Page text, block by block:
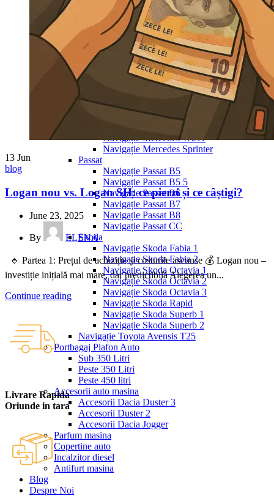
Navigație Ford Fiesta
Navigație Ford Focus 1
Navigație Ford Focus 2
Navigație Ford Focus MK3
Navigație Ford Mondeo MK3
Navigație Ford Mondeo MK4
Navigație Ford Transit
Mercedes
Navigație Mercedes C Class W203
Navigație Mercedes C Class W204
Navigație Mercedes W203
Navigație Mercedes W204
Navigație Mercedes W211
Navigație Mercedes Sprinter
Passat
Navigație Passat B5
Navigație Passat B5 5
Navigație Passat B6
Navigație Passat B7
Navigație Passat B8
Navigație Passat CC
Skoda
Navigație Skoda Fabia 1
Navigație Skoda Fabia 2
Navigație Skoda Octavia 1
Navigație Skoda Octavia 2
Navigație Skoda Octavia 3
Navigație Skoda Rapid
Navigație Skoda Superb 1
Navigație Skoda Superb 2
Navigație Toyota Avensis T25
Portbagaj Plafon Auto
Sub 350 Litri
Peste 350 Litri
Peste 450 litri
Accesorii auto masina
Accesorii Dacia Duster 3
Accesorii Duster 2
Accesorii Dacia Jogger
Parfum masina
Copertine auto
Incalzitor diesel
Antifurt masina
Blog
Despre Noi
13 Jun
blog
Logan nou vs. Logan SH: ce pierzi și ce câștigi?
June 23, 2025
By ELENA
🔹 Partea 1: Prețul de achiziție și costurile ascunse 💰 Logan nou –
investiție inițială mai mare, dar predictibilă Alegerea un...
Continue reading
Livrare Rapida
Oriunde in tara